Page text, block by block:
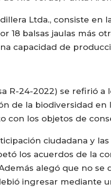
Ltda., consiste
18 balsas jaulas más
capacidad de
R-24-2022) se refirió
de la biodiversidad en
con los objetos de
ciudadana y
los acuerdos de la
alegó que no
ingresar mediante